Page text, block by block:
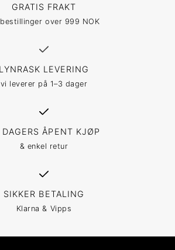
GRATIS FRAKT
over 999 NOK
LYNRASK LEVERING
vi leverer på 1–3 dager
ÅPENT KJØP
& enkel retur
SIKKER BETALING
Klarna & Vipps